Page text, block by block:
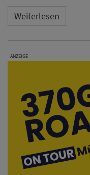
Weiterlesen
ANZEIGE